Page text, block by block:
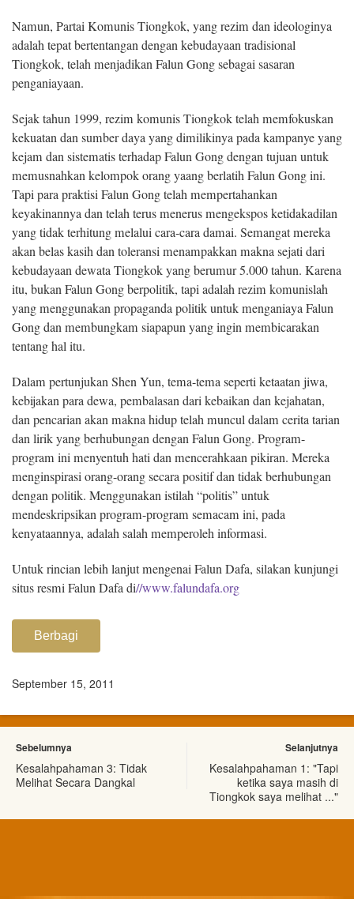
Namun, Partai Komunis Tiongkok, yang rezim dan ideologinya
adalah tepat bertentangan dengan kebudayaan tradisional
Tiongkok, telah menjadikan Falun Gong sebagai sasaran
penganiayaan.
Sejak tahun 1999, rezim komunis Tiongkok telah memfokuskan
kekuatan dan sumber daya yang dimilikinya pada kampanye yang
kejam dan sistematis terhadap Falun Gong dengan tujuan untuk
memusnahkan kelompok orang yaang berlatih Falun Gong ini.
Tapi para praktisi Falun Gong telah mempertahankan
keyakinannya dan telah terus menerus mengekspos ketidakadilan
yang tidak terhitung melalui cara-cara damai. Semangat mereka
akan belas kasih dan toleransi menampakkan makna sejati dari
kebudayaan dewata Tiongkok yang berumur 5.000 tahun. Karena
itu, bukan Falun Gong berpolitik, tapi adalah rezim komunislah
yang menggunakan propaganda politik untuk menganiaya Falun
Gong dan membungkam siapapun yang ingin membicarakan
tentang hal itu.
Dalam pertunjukan Shen Yun, tema-tema seperti ketaatan jiwa,
kebijakan para dewa, pembalasan dari kebaikan dan kejahatan,
dan pencarian akan makna hidup telah muncul dalam cerita tarian
dan lirik yang berhubungan dengan Falun Gong. Program-
program ini menyentuh hati dan mencerahkaan pikiran. Mereka
menginspirasi orang-orang secara positif dan tidak berhubungan
dengan politik. Menggunakan istilah “politis” untuk
mendeskripsikan program-program semacam ini, pada
kenyataannya, adalah salah memperoleh informasi.
Untuk rincian lebih lanjut mengenai Falun Dafa, silakan kunjungi
situs resmi Falun Dafa di//www.falundafa.org
Berbagi
September 15, 2011
Sebelumnya
Kesalahpahaman 3: Tidak
Melihat Secara Dangkal
Selanjutnya
Kesalahpahaman 1: "Tapi
ketika saya masih di
Tiongkok saya melihat ..."